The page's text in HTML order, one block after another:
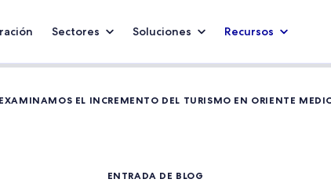
Sectores Soluciones Recursos
EL INCREMENTO DEL TURISMO EN ORIENTE
ENTRADA DE BLOG